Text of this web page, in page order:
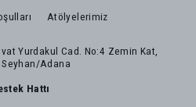
Atölyelerimiz
Yurdakul Cad. No:4 Zemin Kat,
Adana
Hattı